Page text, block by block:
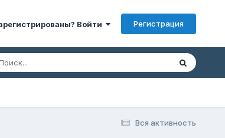
Войти Регистрация
Вся активность